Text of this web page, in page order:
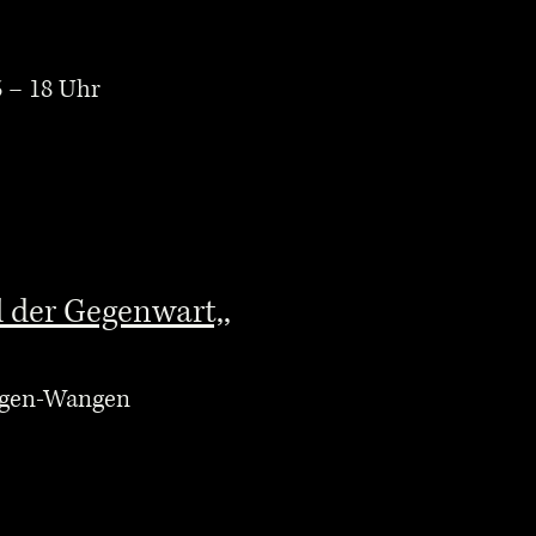
– 18 Uhr
Gegenwart,,
Wangen